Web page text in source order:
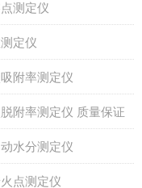
测定仪
定仪
附率测定仪
附率测定仪 质量保证
水分测定仪
点测定仪